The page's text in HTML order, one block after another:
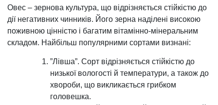
Овес – зернова культура, що відрізняється стійкістю до
дії негативних чинників. Його зерна наділені високою
поживною цінністю і багатим вітамінно-мінеральним
складом. Найбільш популярними сортами визнані:
”Лівша”. Сорт відрізняється стійкістю до
низької вологості й температури, а також до
хвороби, що викликається грибком
головешка.